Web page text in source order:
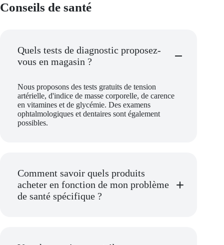
Conseils de santé
Quels tests de diagnostic proposez-
vous en magasin ?
Nous proposons des tests gratuits de tension
artérielle, d'indice de masse corporelle, de carence
en vitamines et de glycémie. Des examens
ophtalmologiques et dentaires sont également
possibles.
Comment savoir quels produits
acheter en fonction de mon problème
de santé spécifique ?